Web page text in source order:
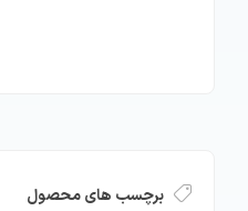
برچسب های محصول